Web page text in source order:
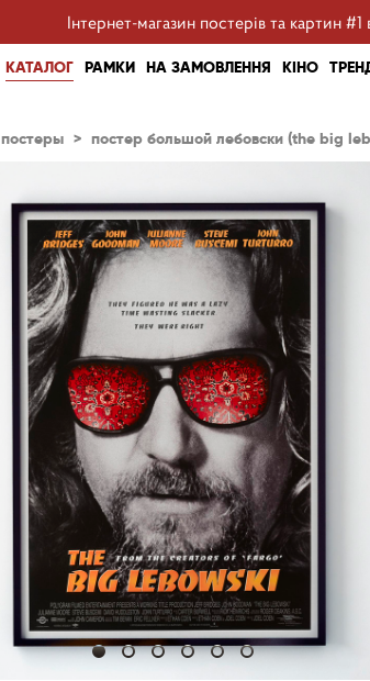
Інтернет-магазин постерів та картин #1
КАТАЛОГ РАМКИ НА ЗАМОВЛЕННЯ КІНО
постеры > постер большой лебовски (the big